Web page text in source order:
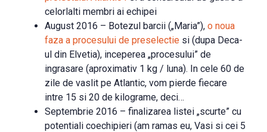
celorlalti membri ai echipei
August 2016 – Botezul barcii („Maria”), o noua
faza a procesului de preselectie si (dupa Deca-
ul din Elvetia), inceperea „procesului” de
ingrasare (aproximativ 1 kg / luna). In cele 60 de
zile de vaslit pe Atlantic, vom pierde fiecare
intre 15 si 20 de kilograme, deci…
Septembrie 2016 – finalizarea listei „scurte” cu
potentiali coechipieri (am ramas eu, Vasi si cei 5